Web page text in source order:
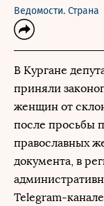
Ведомости. Страна
В Кургане
приняли
женщин от
после просьбы
православных
документа, в
Telegram-